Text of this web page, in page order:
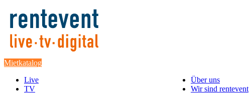
Mietkatalog
Live
TV
Über uns
Wir sind rentevent